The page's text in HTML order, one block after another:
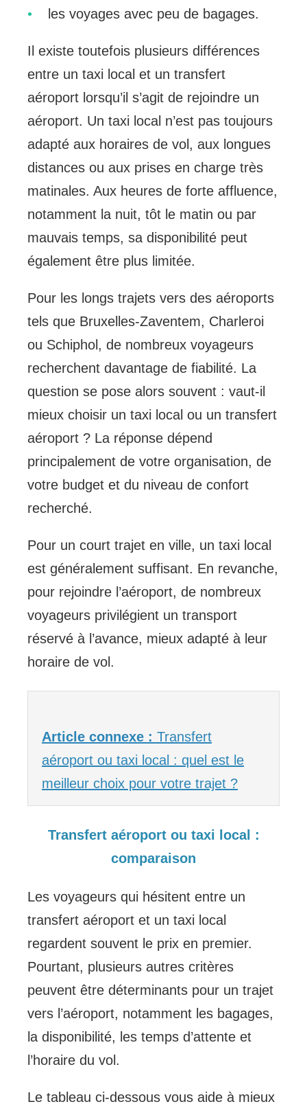
les voyages avec peu de bagages.
Il existe toutefois plusieurs différences
entre un taxi local et un transfert
aéroport lorsqu’il s’agit de rejoindre un
aéroport. Un taxi local n’est pas toujours
adapté aux horaires de vol, aux longues
distances ou aux prises en charge très
matinales. Aux heures de forte affluence,
notamment la nuit, tôt le matin ou par
mauvais temps, sa disponibilité peut
également être plus limitée.
Pour les longs trajets vers des aéroports
tels que Bruxelles-Zaventem, Charleroi
ou Schiphol, de nombreux voyageurs
recherchent davantage de fiabilité. La
question se pose alors souvent : vaut-il
mieux choisir un taxi local ou un transfert
aéroport ? La réponse dépend
principalement de votre organisation, de
votre budget et du niveau de confort
recherché.
Pour un court trajet en ville, un taxi local
est généralement suffisant. En revanche,
pour rejoindre l’aéroport, de nombreux
voyageurs privilégient un transport
réservé à l’avance, mieux adapté à leur
horaire de vol.
Article connexe : Transfert
aéroport ou taxi local : quel est le
meilleur choix pour votre trajet ?
Transfert aéroport ou taxi local :
comparaison
Les voyageurs qui hésitent entre un
transfert aéroport et un taxi local
regardent souvent le prix en premier.
Pourtant, plusieurs autres critères
peuvent être déterminants pour un trajet
vers l’aéroport, notamment les bagages,
la disponibilité, les temps d’attente et
l’horaire du vol.
Le tableau ci-dessous vous aide à mieux